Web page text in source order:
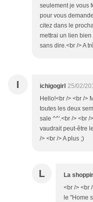
seulement je vous
pour vous
citez dans le
mettrai un lien
sans dire.<br /> A
I ichigogirl 25/02/
Hello!<br /> <br />
toutes les deux
sale ^^'.<br /> <br /
vaudrait peut-être
/> <br /> A plus ;)
L La
<br /> <br
le "Home